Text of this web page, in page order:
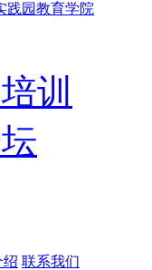
践园教育学院
训
绍 联系我们